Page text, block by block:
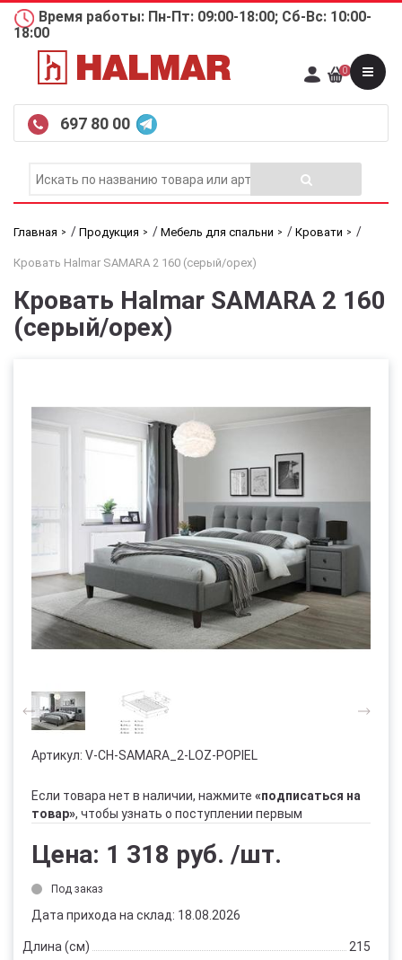
Время работы: Пн-Пт: 09:00-18:00; Сб-Вс: 10:00-
18:00
697 80 00
0
Главная / Продукция / Мебель для спальни / Кровати /
Кровать Halmar SAMARA 2 160 (серый/орех)
Кровать Halmar SAMARA 2 160
(серый/орех)
Артикул: V-CH-SAMARA_2-LOZ-POPIEL
Если товара нет в наличии, нажмите «подписаться на
товар», чтобы узнать о поступлении первым
Цена: 1 318 руб. /шт.
Под заказ
Дата прихода на склад: 18.08.2026
Длина (см)
215